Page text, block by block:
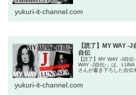
yukuri-it-channel.com
【読了】MY WAY -
自伝
【読了】MY WAY -J自
WAY -J自伝-」は、
さんが書き下ろした自伝
yukuri-it-channel.com